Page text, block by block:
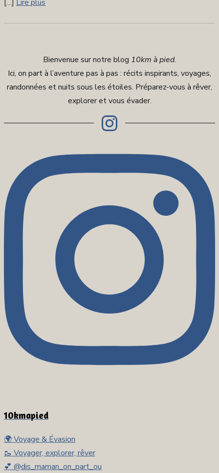
[…] Lire plus
Bienvenue sur notre blog 10km à pied.
Ici, on part à l’aventure pas à pas : récits inspirants, voyages,
randonnées et nuits sous les étoiles. Préparez-vous à rêver,
explorer et vous évader.
10kmapied
🌍 Voyage & Évasion
🥾 Voyager, explorer, rêver
💕 @dis_maman_on_part_ou